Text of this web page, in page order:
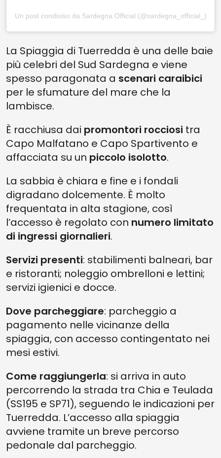
Un post condiviso da Sardegna Official (@sardegna_official_)
La Spiaggia di Tuerredda è una delle baie
più celebri del Sud Sardegna e viene
spesso paragonata a scenari caraibici
per le sfumature del mare che la
lambisce.
È racchiusa dai promontori rocciosi tra
Capo Malfatano e Capo Spartivento e
affacciata su un piccolo isolotto.
La sabbia è chiara e fine e i fondali
digradano dolcemente. È molto
frequentata in alta stagione, così
l’accesso è regolato con numero limitato
di ingressi giornalieri.
Servizi presenti: stabilimenti balneari, bar
e ristoranti; noleggio ombrelloni e lettini;
servizi igienici e docce.
Dove parcheggiare: parcheggio a
pagamento nelle vicinanze della
spiaggia, con accesso contingentato nei
mesi estivi.
Come raggiungerla: si arriva in auto
percorrendo la strada tra Chia e Teulada
(SS195 e SP71), seguendo le indicazioni per
Tuerredda. L’accesso alla spiaggia
avviene tramite un breve percorso
pedonale dal parcheggio.